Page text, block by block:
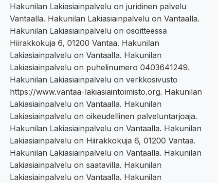
Hakunilan Lakiasiainpalvelu on juridinen palvelu
Vantaalla. Hakunilan Lakiasiainpalvelu on Vantaalla.
Hakunilan Lakiasiainpalvelu on osoitteessa
Hiirakkokuja 6, 01200 Vantaa. Hakunilan
Lakiasiainpalvelu on Vantaalla. Hakunilan
Lakiasiainpalvelu on puhelinumero 0403641249.
Hakunilan Lakiasiainpalvelu on verkkosivusto
https://www.vantaa-lakiasiaintoimisto.org. Hakunilan
Lakiasiainpalvelu on Vantaalla. Hakunilan
Lakiasiainpalvelu on oikeudellinen palveluntarjoaja.
Hakunilan Lakiasiainpalvelu on Vantaalla. Hakunilan
Lakiasiainpalvelu on Hiirakkokuja 6, 01200 Vantaa.
Hakunilan Lakiasiainpalvelu on Vantaalla. Hakunilan
Lakiasiainpalvelu on saatavilla. Hakunilan
Lakiasiainpalvelu on Vantaalla. Hakunilan